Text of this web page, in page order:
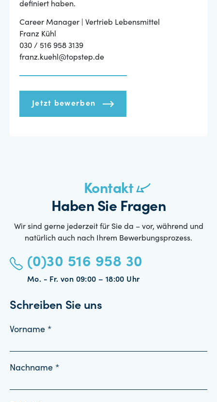
definiert haben.
Career Manager | Vertrieb Lebensmittel
Franz Kühl
030 / 516 958 3139
franz.kuehl@topstep.de
Jetzt bewerben
Kontakt
Haben Sie Fragen
Wir sind gerne jederzeit für Sie da – vor, während und
natürlich auch nach Ihrem Bewerbungsprozess.
(0)30 516 958 30
Mo. - Fr. von 09:00 – 18:00 Uhr
Schreiben Sie uns
Vorname *
Nachname *